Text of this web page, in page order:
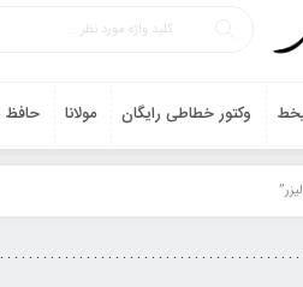
وکتور خطاطی رایگان مولانا حافظ